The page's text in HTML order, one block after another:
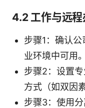
4.2 工作与远程
步骤1：确认
业环境中可用。
步骤2：设置
方式（如双因
步骤3：使用